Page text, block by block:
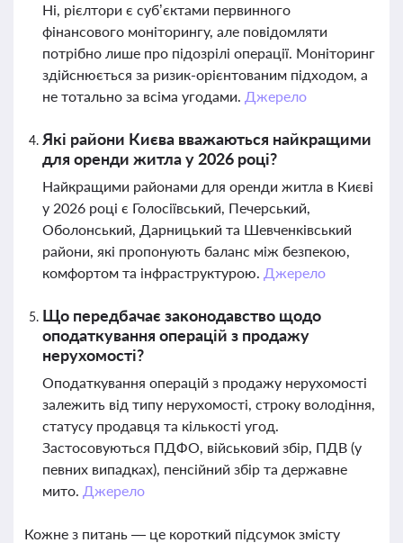
Ні, рієлтори є суб’єктами первинного
фінансового моніторингу, але повідомляти
потрібно лише про підозрілі операції. Моніторинг
здійснюється за ризик-орієнтованим підходом, а
не тотально за всіма угодами. Джерело
Які райони Києва вважаються найкращими
для оренди житла у 2026 році?
Найкращими районами для оренди житла в Києві
у 2026 році є Голосіївський, Печерський,
Оболонський, Дарницький та Шевченківський
райони, які пропонують баланс між безпекою,
комфортом та інфраструктурою. Джерело
Що передбачає законодавство щодо
оподаткування операцій з продажу
нерухомості?
Оподаткування операцій з продажу нерухомості
залежить від типу нерухомості, строку володіння,
статусу продавця та кількості угод.
Застосовуються ПДФО, військовий збір, ПДВ (у
певних випадках), пенсійний збір та державне
мито. Джерело
Кожне з питань — це короткий підсумок змісту